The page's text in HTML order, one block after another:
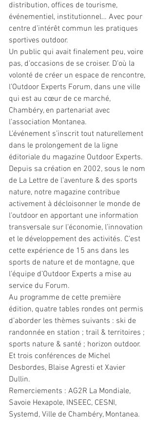
distribution, offices de tourisme,
événementiel, institutionnel… Avec pour
centre d’intérêt commun les pratiques
sportives outdoor.
Un public qui avait finalement peu, voire
pas, d’occasions de se croiser. D’où la
volonté de créer un espace de rencontre,
l’Outdoor Experts Forum, dans une ville
qui est au cœur de ce marché,
Chambéry, en partenariat avec
l’association Montanea.
L’événement s’inscrit tout naturellement
dans le prolongement de la ligne
éditoriale du magazine Outdoor Experts.
Depuis sa création en 2002, sous le nom
de La Lettre de l’aventure & des sports
nature, notre magazine contribue
activement à décloisonner le monde de
l’outdoor en apportant une information
transversale sur l’économie, l’innovation
et le développement des activités. C’est
cette expérience de 15 ans dans les
sports de nature et de montagne, que
l’équipe d’Outdoor Experts a mise au
service du Forum.
Au programme de cette première
édition, quatre tables rondes ont permis
d’aborder les thèmes suivants : ski de
randonnée en station ; trail & territoires ;
sports nature & santé ; horizon outdoor.
Et trois conférences de Michel
Desbordes, Blaise Agresti et Xavier
Dullin.
Remerciements : AG2R La Mondiale,
Savoie Hexapole, INSEEC, CESNI,
Systemd, Ville de Chambéry, Montanea.